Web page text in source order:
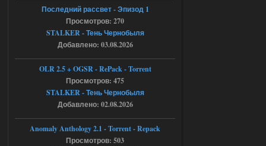
Объединенный Пак 2 + OGSR +
STCoP WP 3.4
Stalker-Mods-Clan-su
Доступно только для пользователей
Ответить ➤
Объединенный Пак 2 + OGSR +
STCoP WP 3.4
Последний рассвет - Эпизод 1
Просмотров: 270
STALKER - Тень Чернобыля
Добавлено: 03.08.2026
OLR 2.5 + OGSR - RePack - Torrent
Просмотров: 475
STALKER - Тень Чернобыля
Добавлено: 02.08.2026
Anomaly Anthology 2.1 - Torrent - Repack
Просмотров: 503